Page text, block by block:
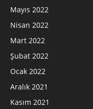
Mayıs 2022
Nisan 2022
Mart 2022
Şubat 2022
Ocak 2022
Aralık 2021
Kasım 2021